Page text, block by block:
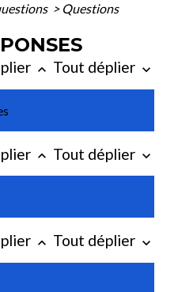
> Questions
keyboard_arrow_up Tout déplier keyboard_arrow_down
keyboard_arrow_up Tout déplier keyboard_arrow_down
keyboard_arrow_up Tout déplier keyboard_arrow_down